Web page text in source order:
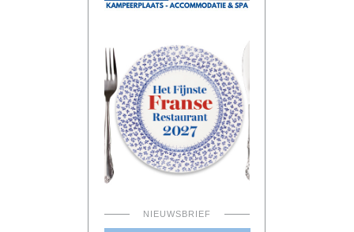
NIEUWSBRIEF